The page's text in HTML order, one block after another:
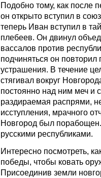
Подобно тому, как после
он открыто вступил в
теперь Иван вступил в
плебеев. Он двинул
вассалов против
подчиняться он
устрашения. В течение
стягивал вокруг
постоянно над ним меч и
раздираемая распрями,
исступления, мрачного
Новгород был
русскими республиками.
Интересно посмотреть,
победы, чтобы ковать
Присоединив земли